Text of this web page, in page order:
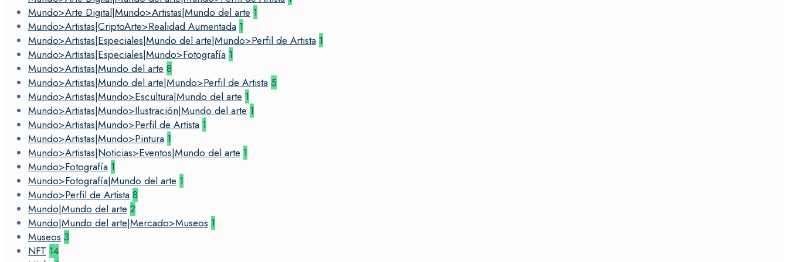
Mundo>Arte Digital|Mundo>Artistas|Mundo del arte 1
Mundo>Artistas|CriptoArte>Realidad Aumentada 1
Mundo>Artistas|Especiales|Mundo del arte|Mundo>Perfil de Artista 1
Mundo>Artistas|Especiales|Mundo>Fotografía 1
Mundo>Artistas|Mundo del arte 8
Mundo>Artistas|Mundo del arte|Mundo>Perfil de Artista 5
Mundo>Artistas|Mundo>Escultura|Mundo del arte 1
Mundo>Artistas|Mundo>Ilustración|Mundo del arte 1
Mundo>Artistas|Mundo>Perfil de Artista 1
Mundo>Artistas|Mundo>Pintura 1
Mundo>Artistas|Noticias>Eventos|Mundo del arte 1
Mundo>Fotografía 1
Mundo>Fotografía|Mundo del arte 1
Mundo>Perfil de Artista 8
Mundo|Mundo del arte 2
Mundo|Mundo del arte|Mercado>Museos 1
Museos 3
NFT 14